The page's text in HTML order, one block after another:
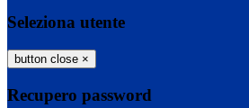
Seleziona utente
button close ×
Recupero password